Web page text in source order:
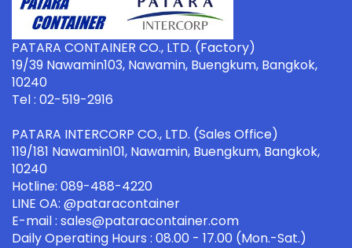
PATARA CONTAINER CO., LTD. (Factory)
19/39 Nawamin103, Nawamin, Buengkum, Bangkok,
10240
Tel : 02-519-2916
PATARA INTERCORP CO., LTD. (Sales Office)
119/181 Nawamin101, Nawamin, Buengkum, Bangkok,
10240
Hotline: 089-488-4220
LINE OA: @pataracontainer
E-mail : sales@pataracontainer.com
Daily Operating Hours : 08.00 - 17.00 (Mon.-Sat.)